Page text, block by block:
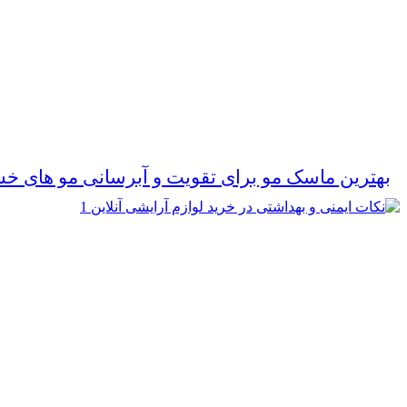
بهترین ماسک مو برای تقویت و آبرسانی مو های